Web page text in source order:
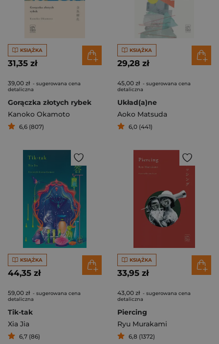
KSIĄŻKA
31,35 zł
39,00 zł - sugerowana cena
detaliczna
Gorączka złotych rybek
Kanoko Okamoto
6,6 (807)
KSIĄŻKA
29,28 zł
45,00 zł - sugerowana cena
detaliczna
Układ(a)ne
Aoko Matsuda
6,0 (441)
KSIĄŻKA
44,35 zł
59,00 zł - sugerowana cena
detaliczna
Tik-tak
Xia Jia
6,7 (86)
KSIĄŻKA
33,95 zł
43,00 zł - sugerowana cena
detaliczna
Piercing
Ryu Murakami
6,8 (1372)